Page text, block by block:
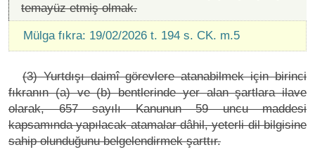
temayüz etmiş olmak.
Mülga fıkra: 19/02/2026 t. 194 s. CK. m.5
(3) Yurtdışı daimî görevlere atanabilmek için birinci
fıkranın (a) ve (b) bentlerinde yer alan şartlara ilave
olarak, 657 sayılı Kanunun 59 uncu maddesi
kapsamında yapılacak atamalar dâhil, yeterli dil bilgisine
sahip olunduğunu belgelendirmek şarttır.